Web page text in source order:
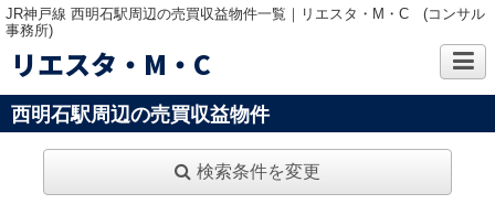
JR神戸線 西明石駅周辺の売買収益物件一覧｜リエスタ・M・C (コンサル
事務所)
リエスタ・M・C
西明石駅周辺の売買収益物件
検索条件を変更